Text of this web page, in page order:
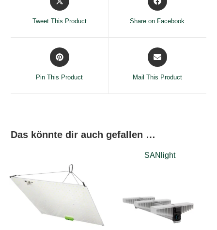
in
Tweet This Product
in
Share on Facebook
Opens
in
Pin This Product
Opens
in
Mail This Product
Das könnte dir auch gefallen …
SANlight